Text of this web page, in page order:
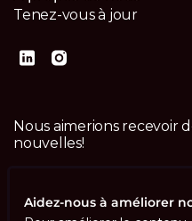
Tenez-vous à jour
Nous aimerions recevoir
nouvelles!
Aidez-nous à améliorer